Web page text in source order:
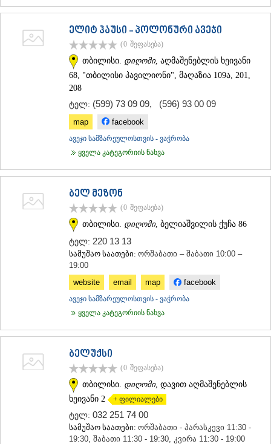
ელიტ ჰაუსი - პოლონური ავეჯი
(0 შეფასება)
თბილისი. დიღომი, აღმაშენებლის ხეივანი
68, "თბილისი პავილიონი", მაღაზია 109ა, 201,
208
ტელ: (599) 73 09 09, (596) 93 00 09
map facebook
ავეჯი სამზარეულოსთვის - ვაჭრობა
ყველა კატეგორიის ნახვა
ბელ მეზონ
(0 შეფასება)
თბილისი. დიღომი, ბელიაშვილის ქუჩა 86
ტელ: 220 13 13
სამუშაო საათები: ორშაბათი – შაბათი 10:00 –
19:00
website
email map facebook
ავეჯი სამზარეულოსთვის - ვაჭრობა
ყველა კატეგორიის ნახვა
ბელუქსი
(0 შეფასება)
თბილისი. დიღომი, დავით აღმაშენებლის
ხეივანი 2 + ფილიალები
ტელ: 032 251 74 00
სამუშაო საათები: ორშაბათი - პარასკევი 11:30 -
19:30, შაბათი 11:30 - 19:30, კვირა 11:30 - 19:00